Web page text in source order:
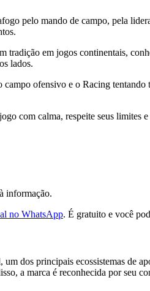
pelo mando de campo, pela
em jogos continentais,
lados.
ofensivo e o Racing
com calma, respeite seus limites
informação.
no WhatsApp. É gratuito e você
dos principais ecossistemas de
a marca é reconhecida por seu